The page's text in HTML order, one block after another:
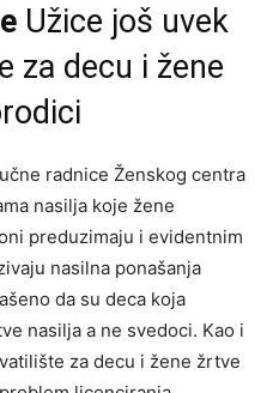
Užice još uvek
za decu i žene
radnice Ženskog centra
nasilja koje žene
preduzimaju i evidentnim
nasilna ponašanja
da su deca koja
nasilja a ne svedoci. Kao i
za decu i žene žrtve